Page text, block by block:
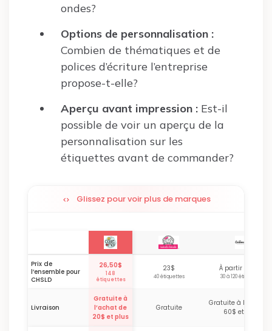
ondes?
Options de personnalisation :
Combien de thématiques et de
polices d’écriture l’entreprise
propose-t-elle?
Aperçu avant impression : Est-il
possible de voir un aperçu de la
personnalisation sur les
étiquettes avant de commander?
Glissez pour voir plus de marques
Prix de
l’ensemble pour
CHSLD
26,50$
148
étiquettes
23$
40 étiquettes
À partir de 15$
30 à 120 étiquettes
Livraison
Gratuite à
l’achat de
20$ et plus
Gratuite
Gratuite à l’achat
60$ et plus